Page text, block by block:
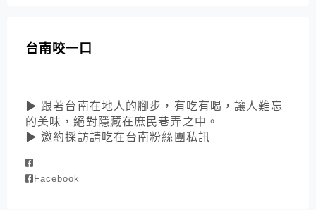
台南咬一口
▶ 跟著台南在地人的腳步，有吃有喝，讓人難忘
的美味，絕對隱藏在庶民巷弄之中。
▶ 邀約採訪請吃在台南粉絲團私訊
Facebook